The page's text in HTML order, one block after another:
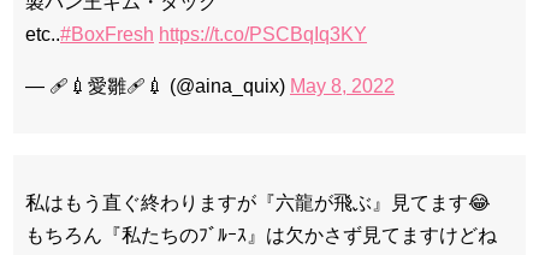
etc..#BoxFresh https://t.co/PSCBqIq3KY
— 🩹💉愛雛🩹💉 (@aina_quix) May 8, 2022
私はもう直ぐ終わりますが『六龍が飛ぶ』見てます😂
もちろん『私たちのﾌﾞﾙｰｽ』は欠かさず見てますけどね